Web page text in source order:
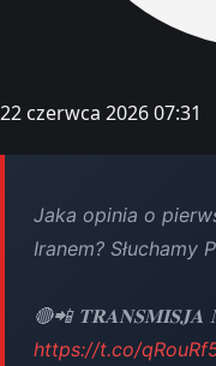
22 czerwca 2026 07:31
Jaka opinia o
Iranem? Słuchamy
🔴📲
https://t.co/